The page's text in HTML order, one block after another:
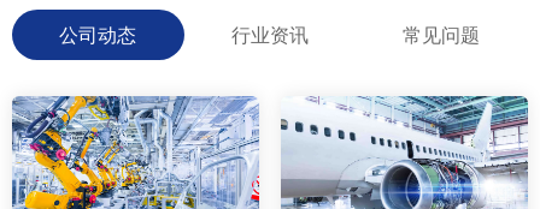
公司动态 行业资讯 常见问题